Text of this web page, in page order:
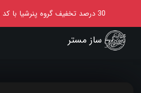
30 درصد تخفیف گروه پنرشیا با
ساز مستر